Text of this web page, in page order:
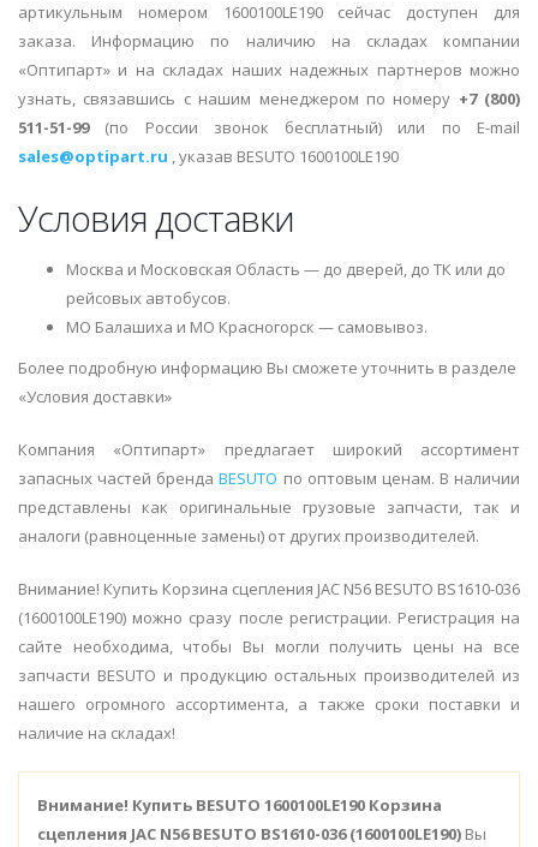
артикульным номером 1600100LE190 сейчас доступен для
заказа. Информацию по наличию на складах компании
«Оптипарт» и на складах наших надежных партнеров можно
узнать, связавшись с нашим менеджером по номеру +7 (800)
511-51-99(по России звонок бесплатный) или по E-mail
sales@optipart.ru , указав BESUTO 1600100LE190
Условия доставки
Москва и Московская Область — до дверей, до ТК или до
рейсовых автобусов.
МО Балашиха и МО Красногорск — самовывоз.
Более подробную информацию Вы сможете уточнить в разделе
«Условия доставки»
Компания «Оптипарт» предлагает широкий ассортимент
запасных частей брендаBESUTO по оптовым ценам. В наличии
представлены как оригинальные грузовые запчасти, так и
аналоги (равноценные замены) от других производителей.
Внимание! Купить Корзина сцепления JAC N56 BESUTO BS1610-036
(1600100LE190) можно сразу после регистрации. Регистрация на
сайте необходима, чтобы Вы могли получить цены на все
запчасти BESUTO и продукцию остальных производителей из
нашего огромного ассортимента, а также сроки поставки и
наличие на складах!
Внимание! Купить BESUTO 1600100LE190 Корзина
сцепления JAC N56 BESUTO BS1610-036 (1600100LE190) Вы